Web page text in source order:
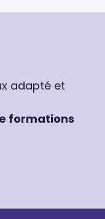
adapté et
formations